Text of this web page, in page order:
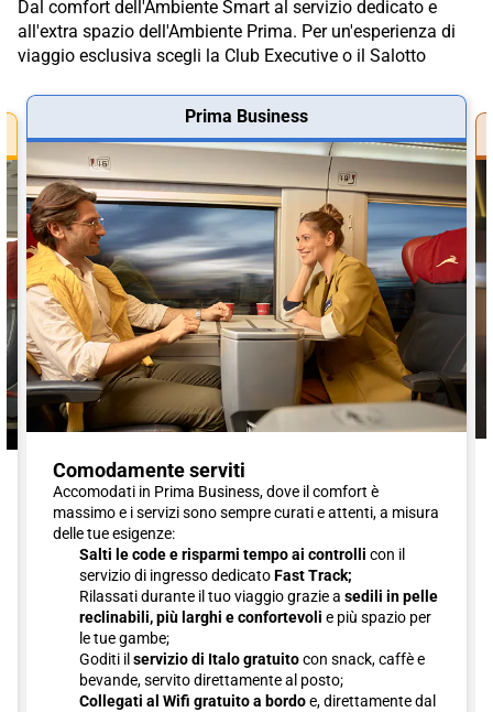
Dal comfort dell'Ambiente Smart al servizio dedicato e
all'extra spazio dell'Ambiente Prima. Per un'esperienza di
viaggio esclusiva scegli la Club Executive o il Salotto
Prima Business
Comodamente serviti
Accomodati in Prima Business, dove il comfort è
massimo e i servizi sono sempre curati e attenti, a misura
delle tue esigenze:
Salti le code e risparmi tempo ai controlli con il
servizio di ingresso dedicatoFast Track;
Rilassati durante il tuo viaggio grazie a sedili in pelle
reclinabili, più larghi e confortevoli e più spazio per
le tue gambe;
Goditi il servizio di Italo gratuitocon snack, caffè e
bevande, servito direttamente al posto;
Collegati al Wifi gratuito a bordoe, direttamente dal